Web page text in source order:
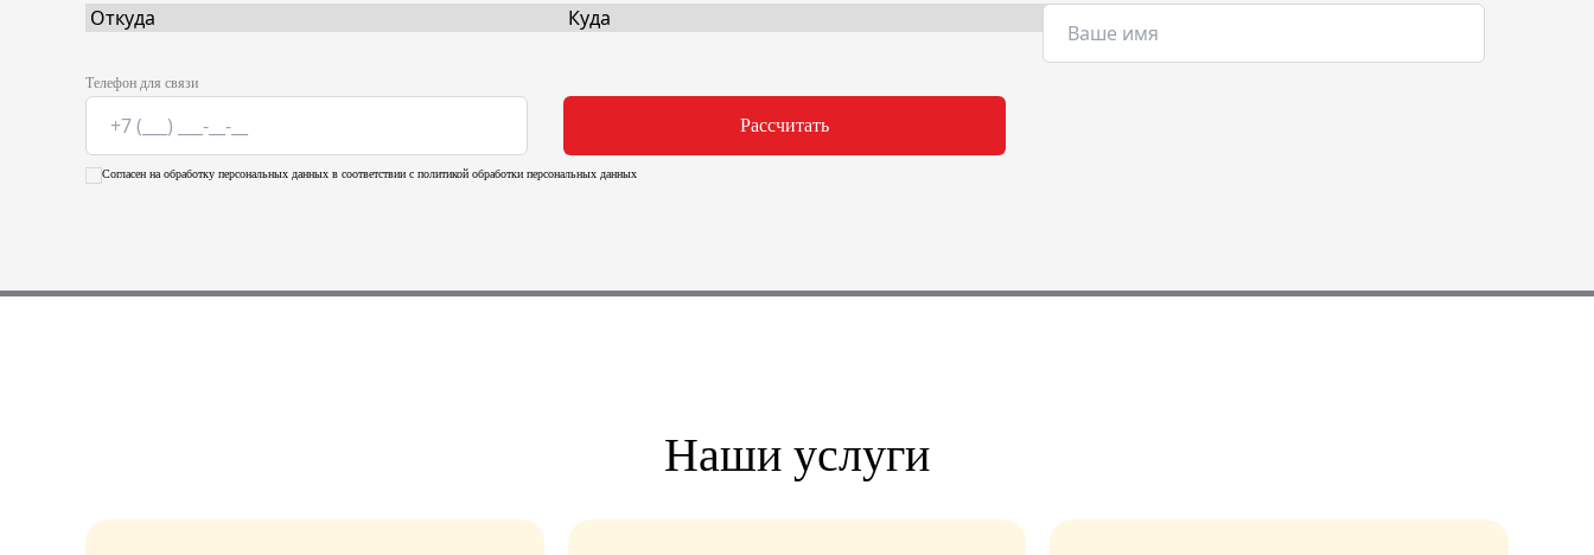
Телефон для связи
Рассчитать
Согласен на обработку персональных данных в соответствии с политикой обработки персональных данных
Наши услуги